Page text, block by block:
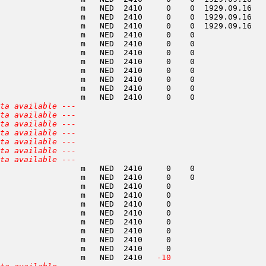
m   NED  2410     0    0  1929.09.16
m   NED  2410     0    0  1929.09.16
m   NED  2410     0    0  1929.09.16
m   NED  2410     0    0
m   NED  2410     0    0
m   NED  2410     0    0
m   NED  2410
m   NED  2410
m   NED  2410
m   NED  2410
m   NED  2410
available ---
available ---
available ---
available ---
available ---
available ---
available ---
m   NED  2410
m   NED  2410
Hans                       m   NED
Hans                       m   NED
Hans                       m   NED
Hans                       m   NED
Hans                       m   NED
Hans                       m   NED
Hans                       m   NED
Hans                       m   NED
m   NED  2410
-10